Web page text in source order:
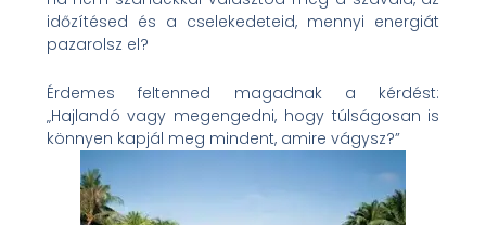
időzítésed és a cselekedeteid, mennyi energiát
pazarolsz el?
Érdemes feltenned magadnak a kérdést:
„Hajlandó vagy megengedni, hogy túlságosan is
könnyen kapjál meg mindent, amire vágysz?”